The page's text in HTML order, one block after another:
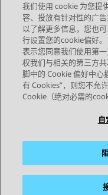
STAY
我们使用 cookie 为您提
容、投放有针对性的广
以了解更多信息，您也
行设置您的cookie偏好
表示您同意我们使用第
权我们与相关的第三方
脚中的 Cookie 偏好中心
有 Cookies”，则您不允
Cookie（绝对必需的